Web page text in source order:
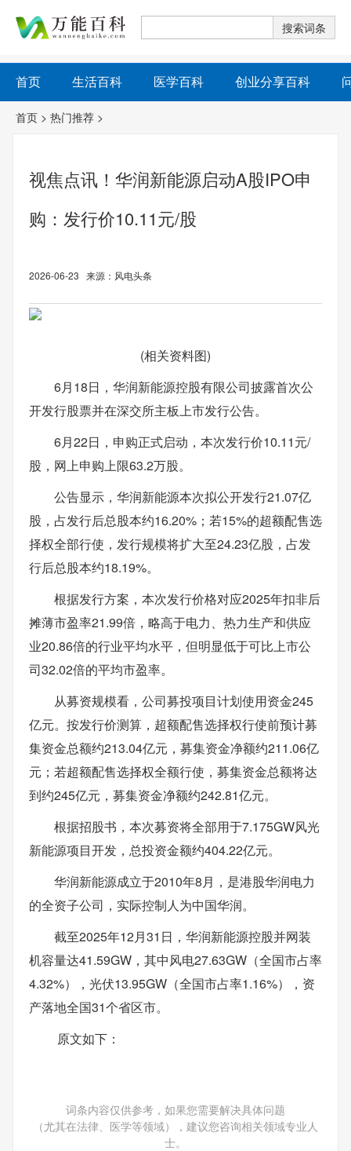
首页 生活百科 医学百科 创业分享百科
首页 > 热门推荐 >
视焦点讯！华润新能源启动A股IPO申
购：发行价10.11元/股
2026-06-23 来源：风电头条
(相关资料图)
6月18日，华润新能源控股有限公司披露首次公
开发行股票并在深交所主板上市发行公告。
6月22日，申购正式启动，本次发行价10.11元/
股，网上申购上限63.2万股。
公告显示，华润新能源本次拟公开发行21.07亿
股，占发行后总股本约16.20%；若15%的超额配售选
择权全部行使，发行规模将扩大至24.23亿股，占发
行后总股本约18.19%。
根据发行方案，本次发行价格对应2025年扣非后
摊薄市盈率21.99倍，略高于电力、热力生产和供应
业20.86倍的行业平均水平，但明显低于可比上市公
司32.02倍的平均市盈率。
从募资规模看，公司募投项目计划使用资金245
亿元。按发行价测算，超额配售选择权行使前预计募
集资金总额约213.04亿元，募集资金净额约211.06亿
元；若超额配售选择权全额行使，募集资金总额将达
到约245亿元，募集资金净额约242.81亿元。
根据招股书，本次募资将全部用于7.175GW风光
新能源项目开发，总投资金额约404.22亿元。
华润新能源成立于2010年8月，是港股华润电力
的全资子公司，实际控制人为中国华润。
截至2025年12月31日，华润新能源控股并网装
机容量达41.59GW，其中风电27.63GW（全国市占率
4.32%），光伏13.95GW（全国市占率1.16%），资
产落地全国31个省区市。
原文如下：
词条内容仅供参考，如果您需要解决具体问题
（尤其在法律、医学等领域），建议您咨询相关领域专业人
士。